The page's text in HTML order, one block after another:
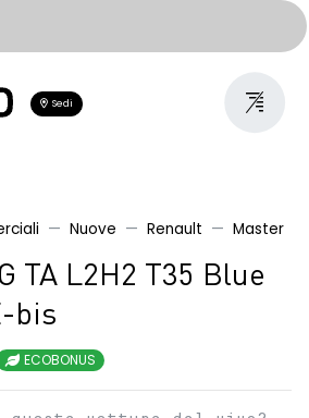
Sedi
Nuove Renault Master
TA L2H2 T35 Blue
bis
ECOBONUS